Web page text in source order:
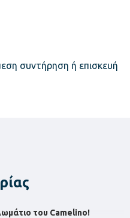
συντήρηση ή επισκευή
του Camelino!